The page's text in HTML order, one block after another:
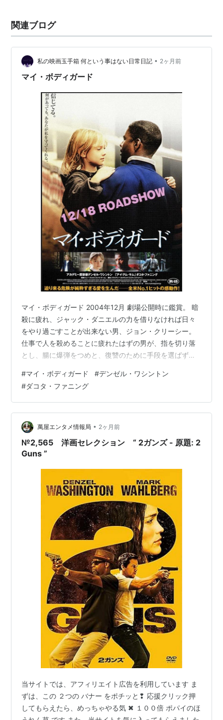
私の愛したゴースト
グローリー（1989） 出演
刑事クイン／妖術師の島（1989）＜未＞ 出演
女王と祖国のために
キングの報酬
ジョージ・マッケンナ物語／暴力教室に挑んだ男
（1986）＜TVM＞ 出演
ソルジャー・ストーリー
（1984） 出演
ライセンス・トゥ・キル 殺しのライセンス（1983）
＜TVM＞ 出演
ハロー、ダディ！（1981）＜未＞ 出演
ウィルマ（1977）＜TVM＞ 出演
アカデミー賞
トレーニング デイ（2001） 主演男優賞
グローリー（1989） 助演男優賞
候補
Roman J Israel, Esq （2017）＜未＞ 主演男優賞
フェンス（2016）＜未＞ 主演男優賞
ザ・ハリケーン（1999） 主演男優賞
マルコムX
（1992） 主演男優賞
遠い夜明け （1987） 助演男優賞
関連ブログ
私の映画玉手箱 何という事はない日常日記 • 2ヶ月前
マイ・ボディガード
マイ・ボディガード 2004年12月 劇場公開時に鑑賞。 暗
殺に疲れ、ジャック・ダニエルの力を借りなければ日々
をやり過ごすことが出来ない男、ジョン・クリーシー。
仕事で人を殺めることに疲れたはずの男が、指を切り落
とし、腸に爆弾をつめと、復讐のために手段を選ばず
きる勇気を与えてくれた９歳の少女のためなのだから、
スクリーンを見ながら熱い気持ちを感じざるを得ない。
復讐の先に希望などないことを知り尽くした殺人マシー
ンだった男が、復讐のためだけに次々と人を殺していく
のだから。暴力の限りを尽くす復讐にも関わらず、燃え
盛る炎が美しく見え、炎を背にして立つ男の姿…
#マイ・ボディガード #デンゼル・ワシントン
#ダコタ・ファニング
萬屋エンタメ情報局 • 2ヶ月前
№2,565 洋画セレクション “ 2ガンズ - 原題: 2
Guns ”
当サイトでは、アフィリエイト広告を利用しています ま
ずは、この ２つの バナー をポチッと❢ 応援クリック押
してもらえたら、めっちゃやる気 ✖ １００倍 ポパイのほ